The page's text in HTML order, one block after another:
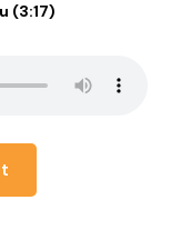
(3:17)